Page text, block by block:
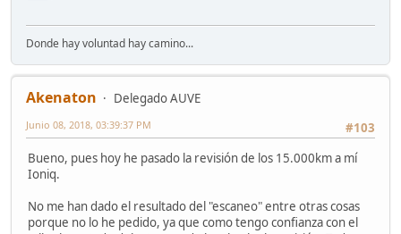
Donde hay voluntad hay camino...
Akenaton
Delegado AUVE
#103
Junio 08, 2018, 03:39:37 PM
Bueno, pues hoy he pasado la revisión de los 15.000km a mí
Ioniq.
No me han dado el resultado del "escaneo" entre otras cosas
porque no lo he pedido, ya que como tengo confianza con el